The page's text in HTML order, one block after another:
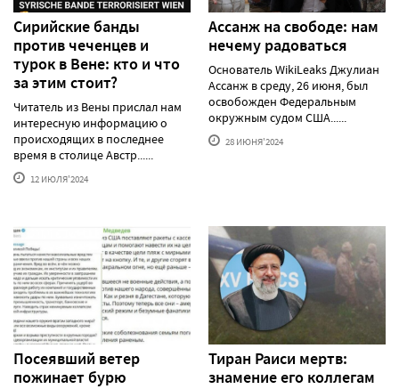
Сирийские банды
против чеченцев и
турок в Вене: кто и что
за этим стоит?
Читатель из Вены прислал нам
интересную информацию о
происходящих в последнее
время в столице Австр......
12 ИЮЛЯ'2024
Ассанж на свободе: нам
нечему радоваться
Основатель WikiLeaks Джулиан
Ассанж в среду, 26 июня, был
освобожден Федеральным
окружным судом США......
28 ИЮНЯ'2024
Посеявший ветер
пожинает бурю
Тиран Раиси мертв:
знамение его коллегам